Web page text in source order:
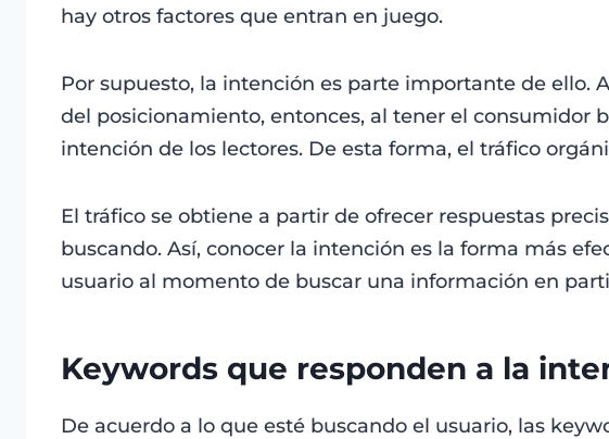
hay otros factores que entran en juego.
Por supuesto, la intención es parte importante de ello.
del posicionamiento, entonces, al tener el consumidor
intención de los lectores. De esta forma, el tráfico
El tráfico se obtiene a partir de ofrecer respuestas
buscando. Así, conocer la intención es la forma más
usuario al momento de buscar una información en
Keywords que responden a la
De acuerdo a lo que esté buscando el usuario, las